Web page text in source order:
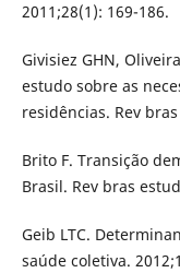
2011;28(1): 169-186.
Givisiez GHN,
estudo sobre as
residências. Rev
Brito F. Transição
Brasil. Rev bras
Geib LTC.
saúde coletiva.